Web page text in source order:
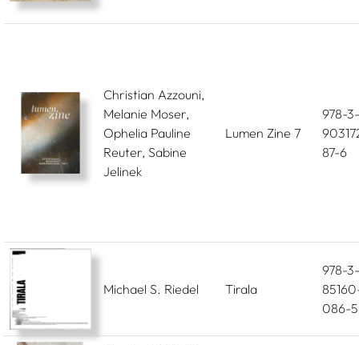
Christian Azzouni,
Melanie Moser,
Ophelia Pauline
Reuter, Sabine
Jelinek
Lumen Zine 7
978-3-
87-6
Michael S. Riedel Tirala
978-3-
086-5